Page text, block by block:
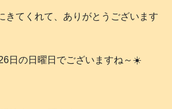
きてくれて、ありがとうございます
日の日曜日でございますね～☀️